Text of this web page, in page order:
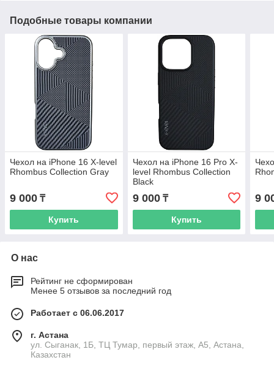
Подобные товары компании
Чехол на iPhone 16 X-level
Rhombus Collection Gray
9 000 ₸
Купить
Чехол на iPhone 16 Pro X-
level Rhombus Collection
Black
9 000₸
Купить
9
О нас
Рейтинг не сформирован
Менее 5 отзывов за последний год
Работает с 06.06.2017
г. Астана
ул. Сыганак, 1Б, ТЦ Тумар, первый этаж, А5, Астана,
Казахстан